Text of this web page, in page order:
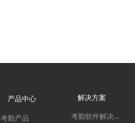
考勤产品
考勤软件解决方案
产品中心 解决方案